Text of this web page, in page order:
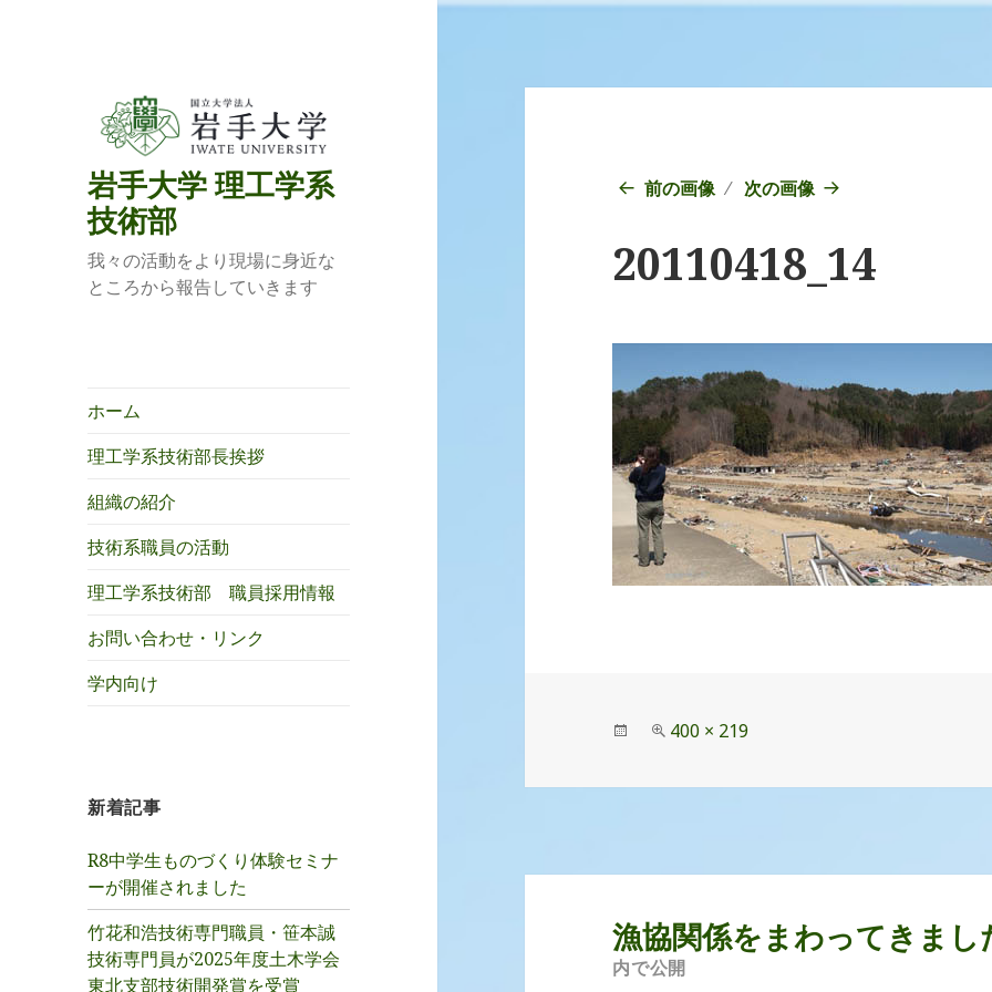
岩手大学 理工学系
技術部
我々の活動をより現場に身近な
ところから報告していきます
ホーム
理工学系技術部長挨拶
組織の紹介
技術系職員の活動
理工学系技術部 職員採用情報
お問い合わせ・リンク
学内向け
新着記事
R8中学生ものづくり体験セミナ
ーが開催されました
竹花和浩技術専門職員・笹本誠
技術専門員が2025年度土木学会
東北支部技術開発賞を受賞
前の画像 次の画像
20110418_14
日:
フ
サ
400 × 219
漁協関係をまわってきまし
内で公開